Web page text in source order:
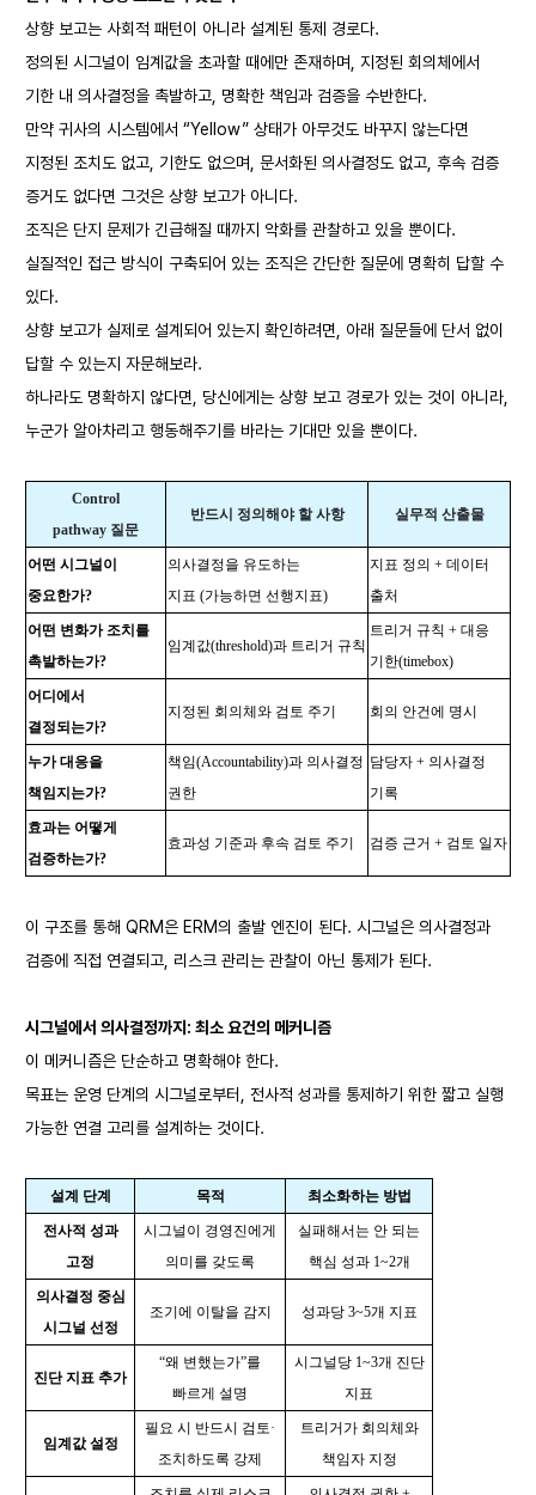
상향 보고는 사회적 패턴이 아니라 설계된 통제 경로다.
정의된 시그널이 임계값을 초과할 때에만 존재하며, 지정된 회의체에서
기한 내 의사결정을 촉발하고, 명확한 책임과 검증을 수반한다.
만약 귀사의 시스템에서 “Yellow” 상태가 아무것도 바꾸지 않는다면
지정된 조치도 없고, 기한도 없으며, 문서화된 의사결정도 없고, 후속 검증
증거도 없다면 그것은 상향 보고가 아니다.
조직은 단지 문제가 긴급해질 때까지 악화를 관찰하고 있을 뿐이다.
실질적인 접근 방식이 구축되어 있는 조직은 간단한 질문에 명확히 답할 수
있다.
상향 보고가 실제로 설계되어 있는지 확인하려면, 아래 질문들에 단서 없이
답할 수 있는지 자문해보라.
하나라도 명확하지 않다면, 당신에게는 상향 보고 경로가 있는 것이 아니라,
누군가 알아차리고 행동해주기를 바라는 기대만 있을 뿐이다.
Control
pathway 질문
반드시 정의해야 할 사항 실무적 산출물
어떤 시그널이
중요한가?
의사결정을 유도하는
지표 (가능하면 선행지표)
지표 정의 + 데이터
출처
어떤 변화가 조치를
촉발하는가?
임계값(threshold)과 트리거 규칙
트리거 규칙 + 대응
기한(timebox)
어디에서
결정되는가?
지정된 회의체와 검토 주기 회의 안건에 명시
누가 대응을
책임지는가?
책임(Accountability)과 의사결정
권한
담당자 + 의사결정
기록
효과는 어떻게
검증하는가?
효과성 기준과 후속 검토 주기 검증 근거 + 검토 일자
이 구조를 통해 QRM은 ERM의 출발 엔진이 된다. 시그널은 의사결정과
검증에 직접 연결되고, 리스크 관리는 관찰이 아닌 통제가 된다.
시그널에서 의사결정까지: 최소 요건의 메커니즘
이 메커니즘은 단순하고 명확해야 한다.
목표는 운영 단계의 시그널로부터, 전사적 성과를 통제하기 위한 짧고 실행
가능한 연결 고리를 설계하는 것이다.
설계 단계 목적 최소화하는 방법
전사적 성과
고정
시그널이 경영진에게
의미를 갖도록
실패해서는 안 되는
핵심 성과 1~2개
의사결정 중심
시그널 선정
조기에 이탈을 감지 성과당 3~5개 지표
진단 지표 추가
“왜 변했는가”를
빠르게 설명
시그널당 1~3개 진단
지표
임계값 설정
필요 시 반드시 검토·
조치하도록 강제
트리거가 회의체와
책임자 지정